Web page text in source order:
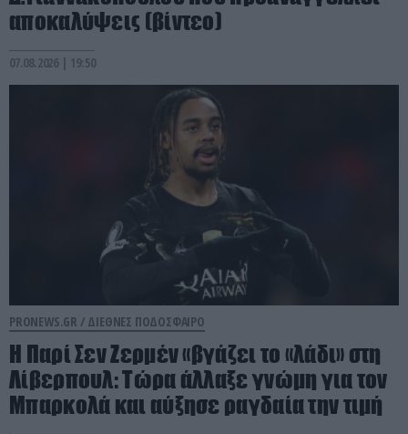
αποκαλύψεις (βίντεο)
07.08.2026 | 19:50
PRONEWS.GR / ΔΙΕΘΝΕΣ ΠΟΔΟΣΦΑΙΡΟ
H Παρί Σεν Ζερμέν «βγάζει το «λάδι» στη
Λίβερπουλ: Τώρα άλλαξε γνώμη για τον
Μπαρκολά και αύξησε ραγδαία την τιμή